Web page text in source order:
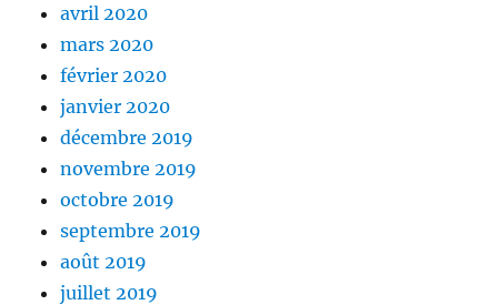
avril 2020
mars 2020
février 2020
janvier 2020
décembre 2019
novembre 2019
octobre 2019
septembre 2019
août 2019
juillet 2019